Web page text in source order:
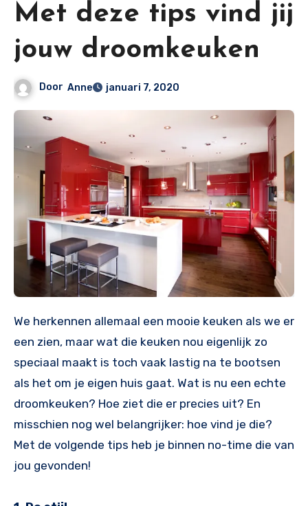
Met deze tips vind jij
jouw droomkeuken
Door Anne januari 7, 2020
We herkennen allemaal een mooie keuken als we er
een zien, maar wat die keuken nou eigenlijk zo
speciaal maakt is toch vaak lastig na te bootsen
als het om je eigen huis gaat. Wat is nu een echte
droomkeuken? Hoe ziet die er precies uit? En
misschien nog wel belangrijker: hoe vind je die?
Met de volgende tips heb je binnen no-time die van
jou gevonden!